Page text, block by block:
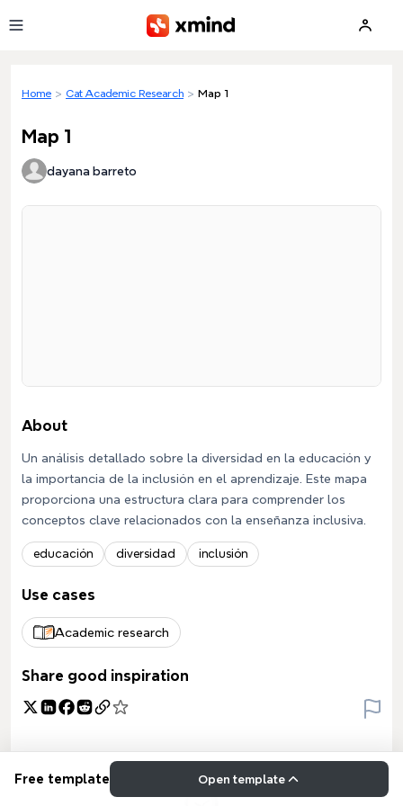
Home > Cat Academic Research > Map 1
Map 1
dayana barreto
About
Un análisis detallado sobre la diversidad en la educación y
la importancia de la inclusión en el aprendizaje. Este mapa
proporciona una estructura clara para comprender los
conceptos clave relacionados con la enseñanza inclusiva.
educación diversidad inclusión
Use cases
Academic research
Share good inspiration
Free template Open template